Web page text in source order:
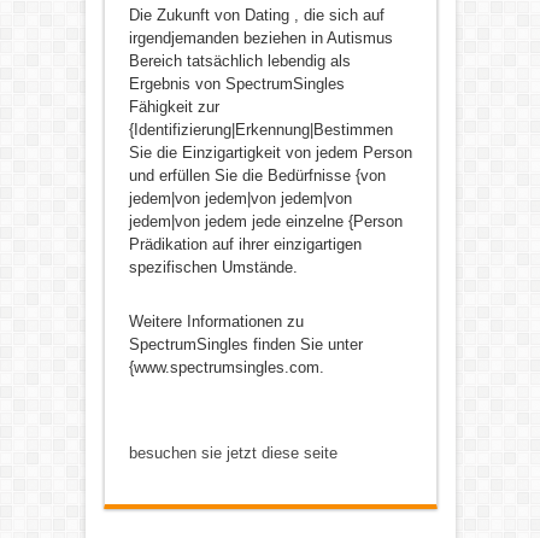
Die Zukunft von Dating , die sich auf
irgendjemanden beziehen in Autismus
Bereich tatsächlich lebendig als
Ergebnis von SpectrumSingles
Fähigkeit zur
{Identifizierung|Erkennung|Bestimmen
Sie die Einzigartigkeit von jedem Person
und erfüllen Sie die Bedürfnisse {von
jedem|von jedem|von jedem|von
jedem|von jedem jede einzelne {Person
Prädikation auf ihrer einzigartigen
spezifischen Umstände.
Weitere Informationen zu
SpectrumSingles finden Sie unter
{www.spectrumsingles.com.
besuchen sie jetzt diese seite